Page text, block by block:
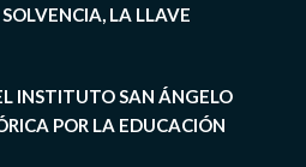
LA LLAVE
INSTITUTO SAN ÁNGELO
POR LA EDUCACIÓN